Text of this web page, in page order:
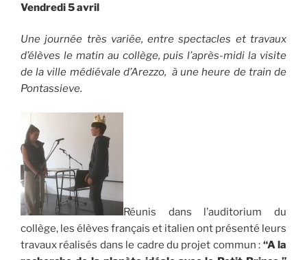
Vendredi 5 avril
Une journée très variée, entre spectacles et travaux
d’élèves le matin au collège, puis l’après-midi la visite
de la ville médiévale d’Arezzo, à une heure de train de
Pontassieve.
Réunis dans l’auditorium du
collège, les élèves français et italien ont présenté leurs
travaux réalisés dans le cadre du projet commun : “A la